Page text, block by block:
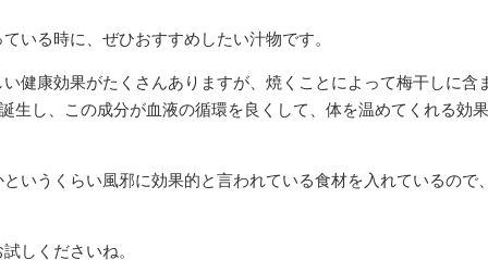
いる時に、ぜひおすすめしたい汁物です。
健康効果がたくさんありますが、焼くことによって梅干しに含
生し、この成分が血液の循環を良くして、体を温めてくれる効果
いうくらい風邪に効果的と言われている食材を入れているので、
しくださいね。